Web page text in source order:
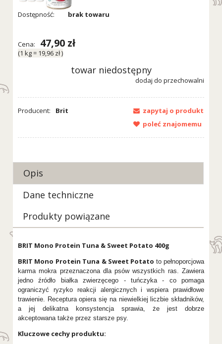
Dostępność: brak towaru
Cena: 47,90 zł
(1 kg= 19,96 zł)
towar niedostępny
dodaj do przechowalni
Producent: Brit
zapytaj o produkt
poleć znajomemu
Opis
Dane techniczne
Produkty powiązane
BRIT Mono Protein Tuna & Sweet Potato 400g
BRIT Mono Protein Tuna & Sweet Potato to pełnoporcjowa
karma mokra przeznaczona dla psów wszystkich ras. Zawiera
jedno źródło białka zwierzęcego - tuńczyka - co pomaga
ograniczyć ryzyko reakcji alergicznych i wspiera prawidłowe
trawienie. Receptura opiera się na niewielkiej liczbie składników,
a jej delikatna konsystencja sprawia, że jest dobrze
akceptowana także przez starsze psy.
Kluczowe cechy produktu: